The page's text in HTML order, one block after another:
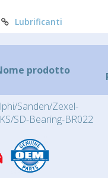
Lubrificanti
prodotto
Sanden/Zexel-
SD-Bearing-BR022